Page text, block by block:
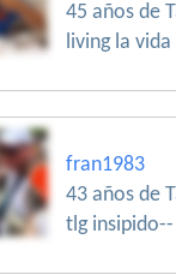
45 años de
living la
fran1983
43 años de
tlg insipido--